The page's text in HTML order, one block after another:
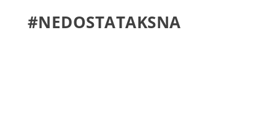
#NEDOSTATAKSNA